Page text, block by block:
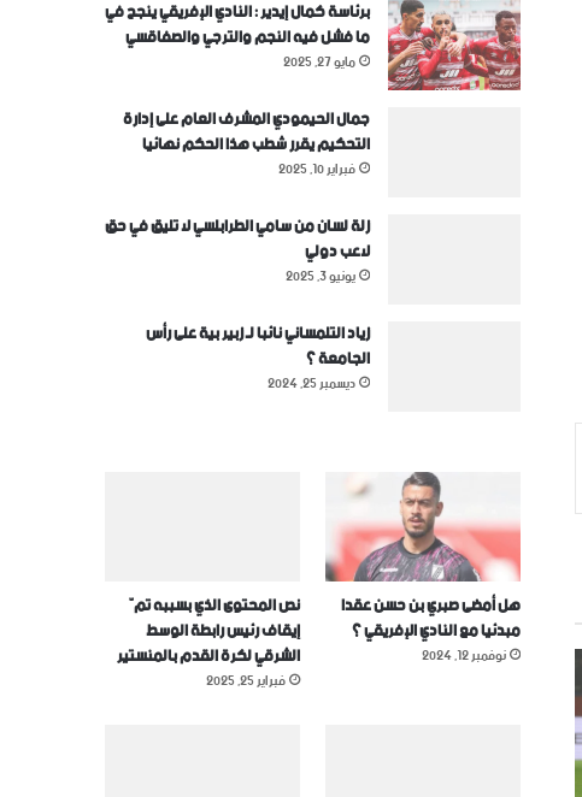
برئاسة كمال إيدير : النادي الإفريقي ينجح في
ما فشل فيه النجم والترجي والصفاقسي
مايو 27, 2025
جمال الحيمودي المشرف العام على إدارة
التحكيم يقرر شطب هذا الحكم نهائيا
فبراير 10, 2025
زلة لسان من سامي الطرابلسي لا تليق في حق
لاعب دولي
يونيو 3, 2025
زياد التلمساني نائبا لـ زبير بية على رأس
الجامعة ؟
ديسمبر 25, 2024
هل أمضى صبري بن حسن عقدا
مبدئيا مع النادي الإفريقي ؟
نوفمبر 12, 2024
نص المحتوى الذي بسببه تمّ
إيقاف رئيس رابطة الوسط
الشرقي لكرة القدم بالمنستير
فبراير 25, 2025